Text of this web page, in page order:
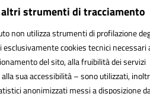
altri strumenti di tracciamento
non utilizza strumenti di profilazione
esclusivamente cookies tecnici necessari
del sito, alla fruibilità dei servizi
sua accessibilità – sono utilizzati,
anonimizzati messi a disposizione